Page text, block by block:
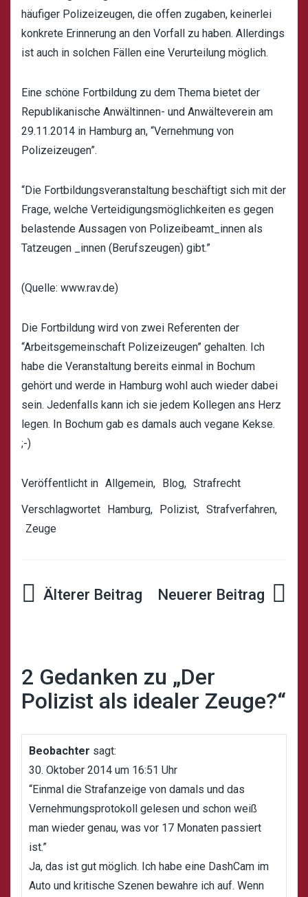
häufiger Polizeizeugen, die offen zugaben, keinerlei
konkrete Erinnerung an den Vorfall zu haben. Allerdings
ist auch in solchen Fällen eine Verurteilung möglich.
Eine schöne Fortbildung zu dem Thema bietet der
Republikanische Anwältinnen- und Anwälteverein am
29.11.2014 in Hamburg an, “Vernehmung von
Polizeizeugen”.
“Die Fortbildungsveranstaltung beschäftigt sich mit der
Frage, welche Verteidigungsmöglichkeiten es gegen
belastende Aussagen von Polizeibeamt_innen als
Tatzeugen _innen (Berufs­zeugen) gibt.”
(Quelle: www.rav.de)
Die Fortbildung wird von zwei Referenten der
“Arbeitsgemeinschaft Polizeizeugen” gehalten. Ich
habe die Veranstaltung bereits einmal in Bochum
gehört und werde in Hamburg wohl auch wieder dabei
sein. Jedenfalls kann ich sie jedem Kollegen ans Herz
legen. In Bochum gab es damals auch vegane Kekse.
;-)
Veröffentlicht in Allgemein, Blog, Strafrecht
Verschlagwortet Hamburg, Polizist, Strafverfahren,
Zeuge
Beitrags-
2 Gedanken zu „Der
Polizist als idealer Zeuge?“
Beobachter sagt:
30. Oktober 2014 um 16:51 Uhr
“Einmal die Strafanzeige von damals und das
Vernehmungsprotokoll gelesen und schon weiß
man wieder genau, was vor 17 Monaten passiert
ist.”
Ja, das ist gut möglich. Ich habe eine DashCam im
Auto und kritische Szenen bewahre ich auf. Wenn